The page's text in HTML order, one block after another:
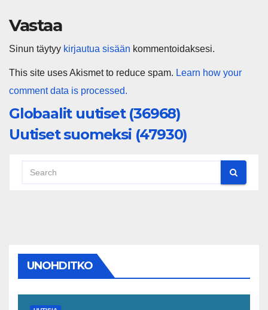
Vastaa
Sinun täytyy kirjautua sisään kommentoidaksesi.
This site uses Akismet to reduce spam. Learn how your
comment data is processed.
Globaalit uutiset (36968)
Uutiset suomeksi (47930)
UNOHDITKO